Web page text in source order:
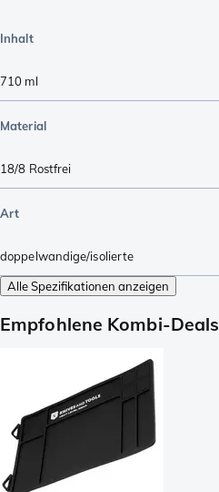
Inhalt
710 ml
Material
18/8 Rostfrei
Art
doppelwandige/isolierte
Alle Spezifikationen anzeigen
Empfohlene Kombi-Deals